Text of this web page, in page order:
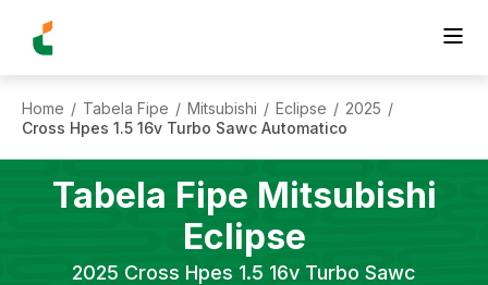
Home / Tabela Fipe / Mitsubishi / Eclipse / 2025 /
Cross Hpes 1.5 16v Turbo Sawc Automatico
Tabela Fipe Mitsubishi
Eclipse
2025 Cross Hpes 1.5 16v Turbo Sawc